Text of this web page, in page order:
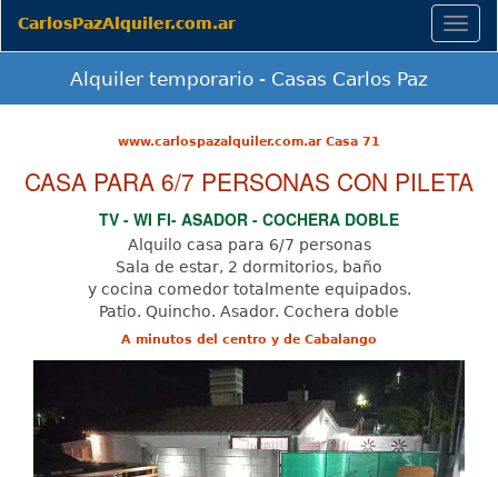
CarlosPazAlquiler.com.ar
Alquiler temporario - Casas Carlos Paz
www.carlospazalquiler.com.ar Casa 71
CASA PARA 6/7 PERSONAS CON PILETA
TV - WI FI- ASADOR - COCHERA DOBLE
Alquilo casa para 6/7 personas
Sala de estar, 2 dormitorios, baño
y cocina comedor totalmente equipados.
Patio. Quincho. Asador. Cochera doble
A minutos del centro y de Cabalango
Next